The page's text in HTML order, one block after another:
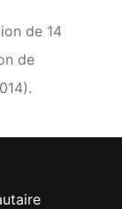
de 14
de